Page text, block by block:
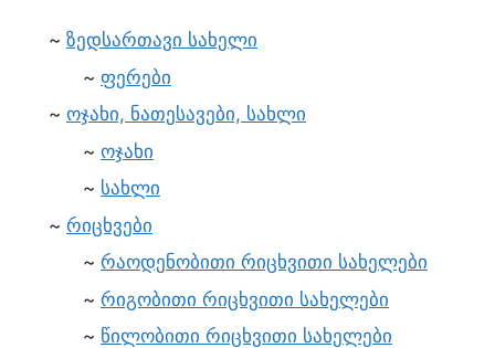
ზედსართავი სახელი
ფერები
ოჯახი, ნათესავები, სახლი
ოჯახი
სახლი
რიცხვები
რაოდენობითი რიცხვითი სახელები
რიგობითი რიცხვითი სახელები
წილობითი რიცხვითი სახელები